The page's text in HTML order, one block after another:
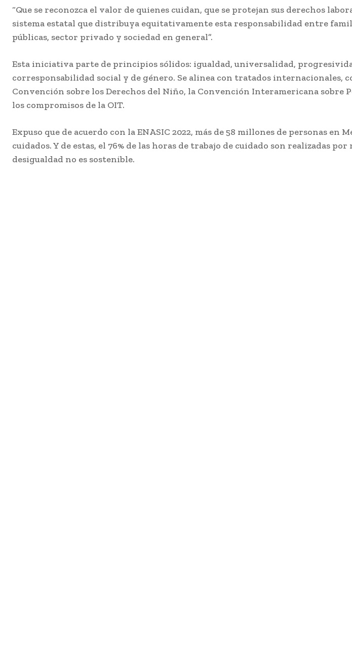
“Que se reconozca el valor de quienes cuidan, que se protejan sus derechos
sistema estatal que distribuya equitativamente esta responsabilidad entre
públicas, sector privado y sociedad en general”.
Esta iniciativa parte de principios sólidos: igualdad, universalidad,
corresponsabilidad social y de género. Se alinea con tratados internacionales,
Convención sobre los Derechos del Niño, la Convención Interamericana sobre
los compromisos de la OIT.
Expuso que de acuerdo con la ENASIC 2022, más de 58 millones de personas en
cuidados. Y de estas, el 76% de las horas de trabajo de cuidado son realizadas por
desigualdad no es sostenible.